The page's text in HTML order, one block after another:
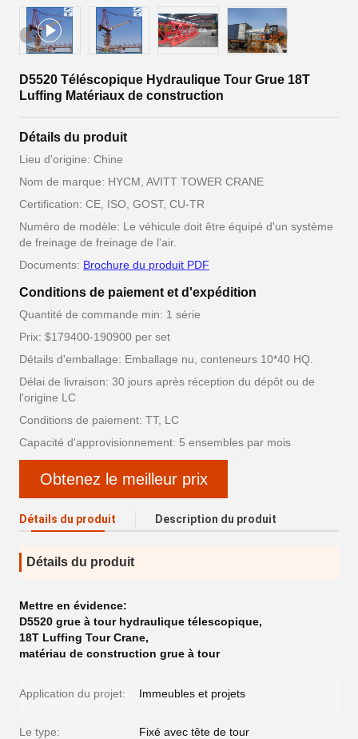
D5520 Téléscopique Hydraulique Tour Grue 18T
Luffing Matériaux de construction
Détails du produit
Lieu d'origine: Chine
Nom de marque: HYCM, AVITT TOWER CRANE
Certification: CE, ISO, GOST, CU-TR
Numéro de modèle: Le véhicule doit être équipé d'un système
de freinage de freinage de l'air.
Documents: Brochure du produit PDF
Conditions de paiement et d'expédition
Quantité de commande min: 1 série
Prix: $179400-190900 per set
Détails d'emballage: Emballage nu, conteneurs 10*40 HQ.
Délai de livraison: 30 jours après réception du dépôt ou de
l'origine LC
Conditions de paiement: TT, LC
Capacité d'approvisionnement: 5 ensembles par mois
Obtenez le meilleur prix
Détails du produit Description du produit
Détails du produit
Mettre en évidence:
D5520 grue à tour hydraulique télescopique,
18T Luffing Tour Crane,
matériau de construction grue à tour
Application du projet: Immeubles et projets
Le type: Fixé avec tête de tour